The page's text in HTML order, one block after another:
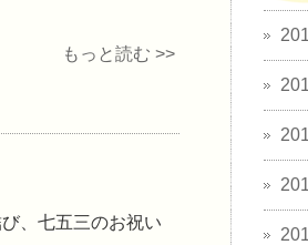
もっと読む >>
、七五三のお祝い